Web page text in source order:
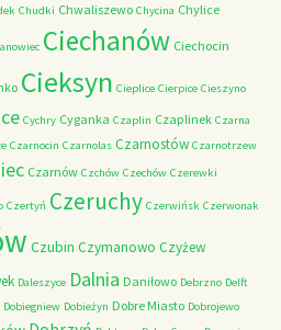
Chudki Chwaliszewo Chycina Chylice
Ciechanów Ciechocin
Cieksyn Cieplice Cierpice Cieszyno
Cychry Cyganka Czaplin Czaplinek Czarna
Czarnocin Czarnolas Czarnostów Czarnotrzew
Czarnów Czchów Czechów Czerewki
Czertyń Czeruchy Czerwińsk Czerwonak
Czubin Czymanowo Czyżew
Daleszyce Dalnia Daniłowo Debrzno Delft
Dobiegniew Dobieżyn Dobre Miasto Dobrojewo